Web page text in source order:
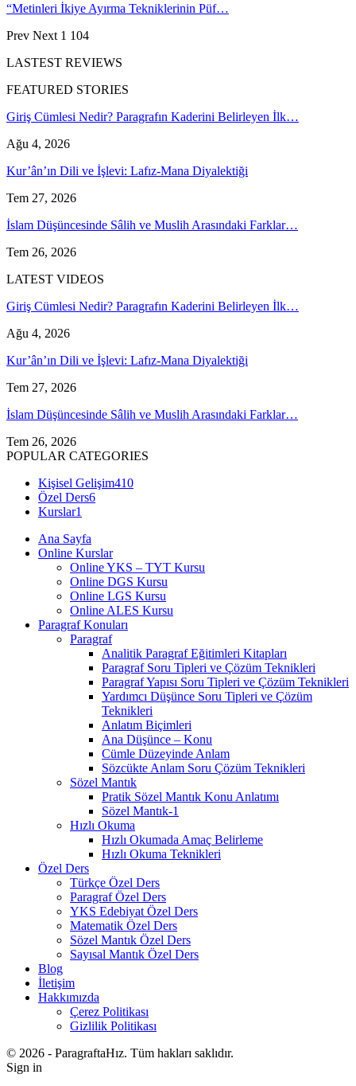
“Metinleri İkiye Ayırma Tekniklerinin Püf…
Prev Next 1 104
LASTEST REVIEWS
FEATURED STORIES
Giriş Cümlesi Nedir? Paragrafın Kaderini Belirleyen İlk…
Ağu 4, 2026
Kur’ân’ın Dili ve İşlevi: Lafız-Mana Diyalektiği
Tem 27, 2026
İslam Düşüncesinde Sâlih ve Muslih Arasındaki Farklar…
Tem 26, 2026
LATEST VIDEOS
Giriş Cümlesi Nedir? Paragrafın Kaderini Belirleyen İlk…
Ağu 4, 2026
Kur’ân’ın Dili ve İşlevi: Lafız-Mana Diyalektiği
Tem 27, 2026
İslam Düşüncesinde Sâlih ve Muslih Arasındaki Farklar…
Tem 26, 2026
POPULAR CATEGORIES
Kişisel Gelişim410
Özel Ders6
Kurslar1
Ana Sayfa
Online Kurslar
Online YKS – TYT Kursu
Online DGS Kursu
Online LGS Kursu
Online ALES Kursu
Paragraf Konuları
Paragraf
Analitik Paragraf Eğitimleri Kitapları
Paragraf Soru Tipleri ve Çözüm Teknikleri
Paragraf Yapısı Soru Tipleri ve Çözüm Teknikleri
Yardımcı Düşünce Soru Tipleri ve Çözüm
Teknikleri
Anlatım Biçimleri
Ana Düşünce – Konu
Cümle Düzeyinde Anlam
Sözcükte Anlam Soru Çözüm Teknikleri
Sözel Mantık
Pratik Sözel Mantık Konu Anlatımı
Sözel Mantık-1
Hızlı Okuma
Hızlı Okumada Amaç Belirleme
Hızlı Okuma Teknikleri
Özel Ders
Türkçe Özel Ders
Paragraf Özel Ders
YKS Edebiyat Özel Ders
Matematik Özel Ders
Sözel Mantık Özel Ders
Sayısal Mantık Özel Ders
Blog
İletişim
Hakkımızda
Çerez Politikası
Gizlilik Politikası
© 2026 - ParagraftaHız. Tüm hakları saklıdır.
Sign in